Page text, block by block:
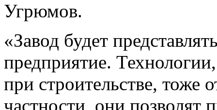
Угрюмов.
«Завод будет
предприятие.
при строительстве, тоже
частности, они позволят